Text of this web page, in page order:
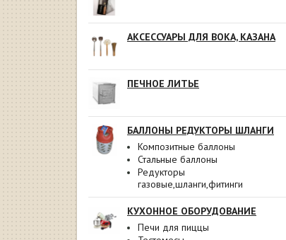
АКСЕССУАРЫ ДЛЯ ВОКА, КАЗАНА
ПЕЧНОЕ ЛИТЬЕ
БАЛЛОНЫ РЕДУКТОРЫ ШЛАНГИ
Композитные баллоны
Стальные баллоны
Редукторы
газовые,шланги,фитинги
КУХОННОЕ ОБОРУДОВАНИЕ
Печи для пиццы